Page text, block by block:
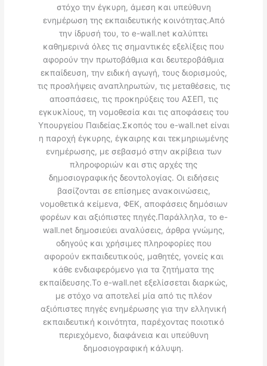
στόχο την έγκυρη, άμεση και υπεύθυνη
ενημέρωση της εκπαιδευτικής κοινότητας.Από
την ίδρυσή του, το e-wall.net καλύπτει
καθημερινά όλες τις σημαντικές εξελίξεις που
αφορούν την πρωτοβάθμια και δευτεροβάθμια
εκπαίδευση, την ειδική αγωγή, τους διορισμούς,
τις προσλήψεις αναπληρωτών, τις μεταθέσεις, τις
αποσπάσεις, τις προκηρύξεις του ΑΣΕΠ, τις
εγκυκλίους, τη νομοθεσία και τις αποφάσεις του
Υπουργείου Παιδείας.Σκοπός του e-wall.net είναι
η παροχή έγκυρης, έγκαιρης και τεκμηριωμένης
ενημέρωσης, με σεβασμό στην ακρίβεια των
πληροφοριών και στις αρχές της
δημοσιογραφικής δεοντολογίας. Οι ειδήσεις
βασίζονται σε επίσημες ανακοινώσεις,
νομοθετικά κείμενα, ΦΕΚ, αποφάσεις δημόσιων
φορέων και αξιόπιστες πηγές.Παράλληλα, το e-
wall.net δημοσιεύει αναλύσεις, άρθρα γνώμης,
οδηγούς και χρήσιμες πληροφορίες που
αφορούν εκπαιδευτικούς, μαθητές, γονείς και
κάθε ενδιαφερόμενο για τα ζητήματα της
εκπαίδευσης.Το e-wall.net εξελίσσεται διαρκώς,
με στόχο να αποτελεί μία από τις πλέον
αξιόπιστες πηγές ενημέρωσης για την ελληνική
εκπαιδευτική κοινότητα, παρέχοντας ποιοτικό
περιεχόμενο, διαφάνεια και υπεύθυνη
δημοσιογραφική κάλυψη.